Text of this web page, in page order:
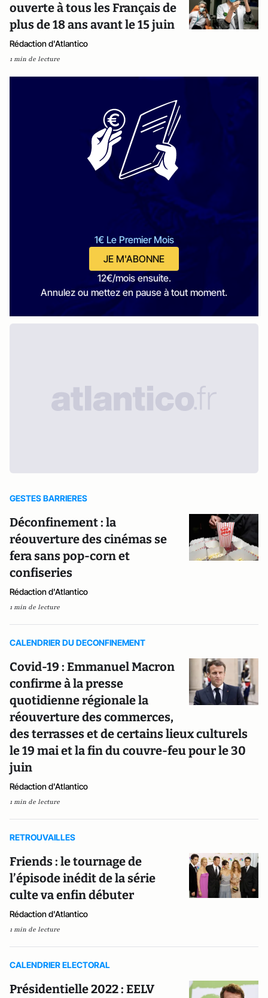
ouverte à tous les Français de
plus de 18 ans avant le 15 juin
Rédaction d'Atlantico
1 min de lecture
1€ Le Premier Mois
JE M'ABONNE
12€/mois ensuite.
Annulez ou mettez en pause à tout moment.
GESTES BARRIERES
Déconfinement : la
réouverture des cinémas se
fera sans pop-corn et
confiseries
Rédaction d'Atlantico
1 min de lecture
CALENDRIER DU DECONFINEMENT
Covid-19 : Emmanuel Macron
confirme à la presse
quotidienne régionale la
réouverture des commerces,
des terrasses et de certains lieux culturels
le 19 mai et la fin du couvre-feu pour le 30
juin
Rédaction d'Atlantico
1 min de lecture
RETROUVAILLES
Friends : le tournage de
l’épisode inédit de la série
culte va enfin débuter
Rédaction d'Atlantico
1 min de lecture
CALENDRIER ELECTORAL
Présidentielle 2022 : EELV